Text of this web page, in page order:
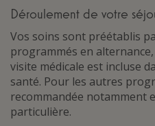
Déroulement de votre
Vos soins sont préétablis
programmés en
visite médicale est incluse
santé. Pour les autres
recommandée notamment
particulière.